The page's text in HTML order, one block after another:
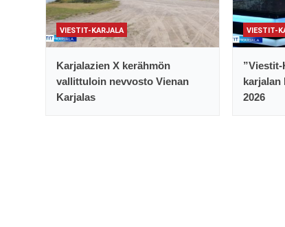
VIESTIT-KARJALA
Karjalazien X kerähmön
vallittuloin nevvosto Vienan
Karjalas
VIESTIT-
”Viestit-
karjalan
2026